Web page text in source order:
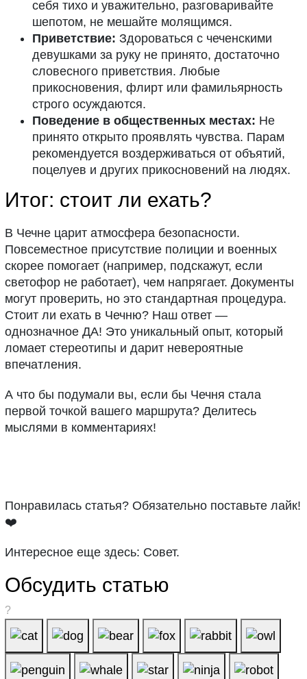
себя тихо и уважительно, разговаривайте
шепотом, не мешайте молящимся.
Приветствие: Здороваться с чеченскими
девушками за руку не принято, достаточно
словесного приветствия. Любые
прикосновения, флирт или фамильярность
строго осуждаются.
Поведение в общественных местах: Не
принято открыто проявлять чувства. Парам
рекомендуется воздерживаться от объятий,
поцелуев и других прикосновений на людях.
Итог: стоит ли ехать?
В Чечне царит атмосфера безопасности.
Повсеместное присутствие полиции и военных
скорее помогает (например, подскажут, если
светофор не работает), чем напрягает. Документы
могут проверить, но это стандартная процедура.
Стоит ли ехать в Чечню? Наш ответ —
однозначное ДА! Это уникальный опыт, который
ломает стереотипы и дарит невероятные
впечатления.
А что бы подумали вы, если бы Чечня стала
первой точкой вашего маршрута? Делитесь
мыслями в комментариях!
Понравилась статья? Обязательно поставьте лайк!
❤️
Интересное еще здесь: Совет.
Обсудить статью
?